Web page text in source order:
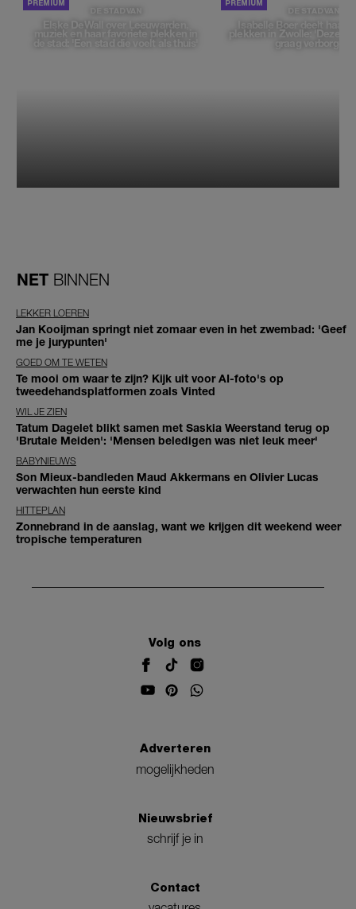
DE STAD VAN
Elske DeWall over Leeuwarden,
muziek en haar favoriete plekken in
de stad: 'Een stad die voelt als thuis'
DE STAD VAN
Isabelle Boer deelt haar
plekken in Zwolle: 'Deze
graag verborgen'
NET BINNEN
LEKKER LOEREN
Jan Kooijman springt niet zomaar even in het zwembad: 'Geef
me je jurypunten'
GOED OM TE WETEN
Te mooi om waar te zijn? Kijk uit voor AI-foto's op
tweedehandsplatformen zoals Vinted
WIL JE ZIEN
Tatum Dagelet blikt samen met Saskia Weerstand terug op
'Brutale Meiden': 'Mensen beledigen was niet leuk meer'
BABYNIEUWS
Son Mieux-bandleden Maud Akkermans en Olivier Lucas
verwachten hun eerste kind
HITTEPLAN
Zonnebrand in de aanslag, want we krijgen dit weekend weer
tropische temperaturen
Volg ons
Adverteren
mogelijkheden
Nieuwsbrief
schrijf je in
Contact